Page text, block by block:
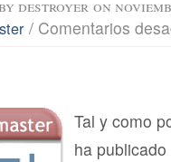
destroyer on
/ Comentarios
Tal y como
ha